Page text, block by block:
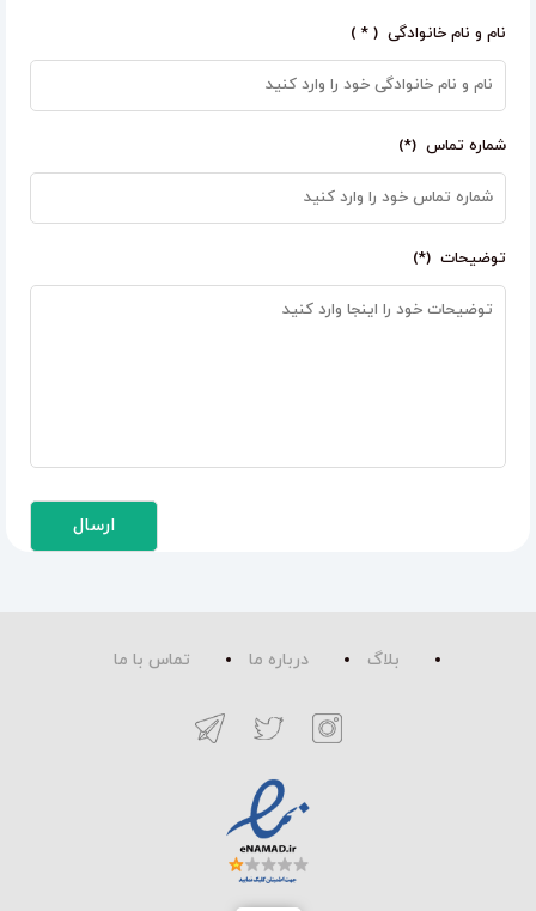
نام و نام خانوادگی ( * )
شماره تماس (*)
توضیحات (*)
بلاگ درباره ما تماس با ما